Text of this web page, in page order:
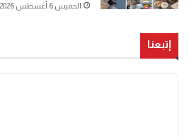
الخميس 6 أغسطس 2026
إتبعنا